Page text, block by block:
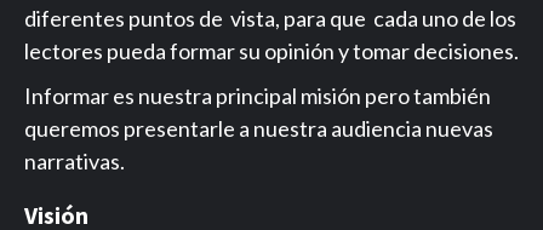
diferentes puntos de vista, para que cada uno de los
lectores pueda formar su opinión y tomar decisiones.
Informar es nuestra principal misión pero también
queremos presentarle a nuestra audiencia nuevas
narrativas.
Visión